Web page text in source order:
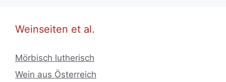
Weinseiten et al.
Mörbisch lutherisch
Wein aus Österreich